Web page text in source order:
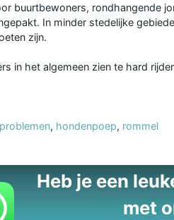
buurtbewoners, rondhangende
In minder stedelijke
zijn.
in het algemeen zien te hard
, hondenpoep, rommel
Heb je een
met